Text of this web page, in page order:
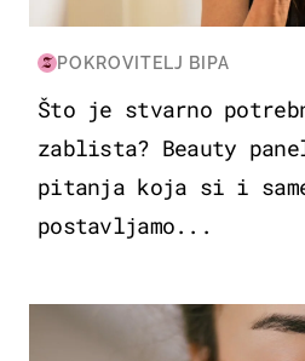
POKROVITELJ BIPA
Što je stvarno
zablista? Beauty
pitanja koja si i
postavljamo...
MODA & LJEPOTA